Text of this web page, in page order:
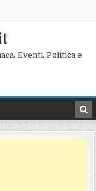
Eventi, Politica e